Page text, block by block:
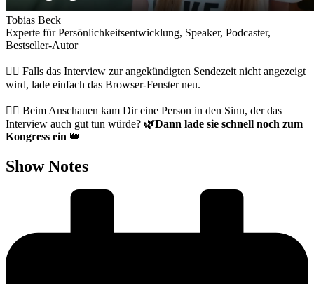
Tobias Beck
Experte für Persönlichkeitsentwicklung, Speaker, Podcaster,
Bestseller-Autor
👉🏻 Falls das Interview zur angekündigten Sendezeit nicht angezeigt
wird, lade einfach das Browser-Fenster neu.
👉🏻 Beim Anschauen kam Dir eine Person in den Sinn, der das
Interview auch gut tun würde? 🌿Dann lade sie schnell noch zum
Kongress ein 👑
Show Notes